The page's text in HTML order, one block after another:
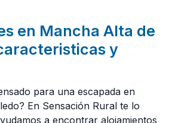
en Mancha Alta de
y
para una escapada en
En Sensación Rural te lo
a encontrar alojamientos